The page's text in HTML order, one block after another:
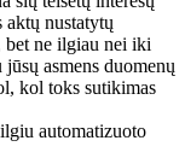
nustatytų
bet ne ilgiau nei iki
asmens duomenų
kol toks sutikimas
automatizuoto